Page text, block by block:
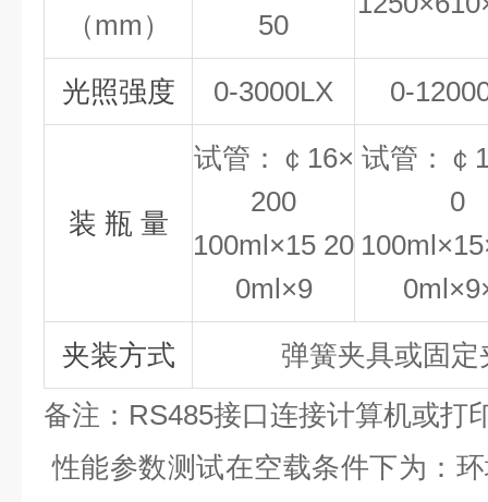
（mm ）
50
光照强度 0-3000LX 0-
装 瓶 量
试管：￠ 16×
200
100ml×15 20
0ml×9
试管：￠
0
夹装方式
弹簧夹具或固
备注： RS485接口连接计算机或打
性能参数测试在空载条件下为：